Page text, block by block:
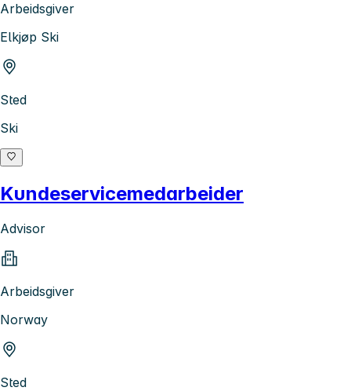
Arbeidsgiver
Elkjøp Ski
Sted
Ski
Kundeservicemedarbeider
Advisor
Arbeidsgiver
Norway
Sted